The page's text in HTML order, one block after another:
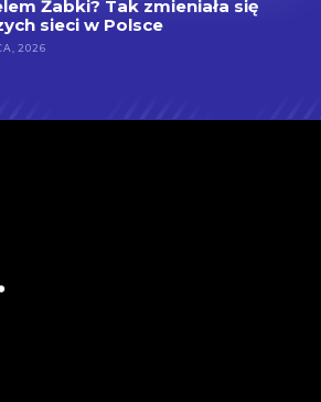
Żabki? Tak zmieniała się
sieci w Polsce
2026